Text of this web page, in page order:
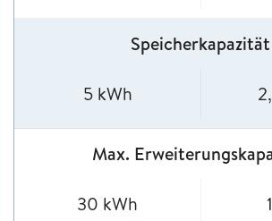
Speicherkapazität
5 kWh
Max.
30 kWh